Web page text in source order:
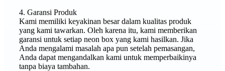
4. Garansi Produk
Kami memiliki keyakinan besar dalam kualitas produk
yang kami tawarkan. Oleh karena itu, kami memberikan
garansi untuk setiap neon box yang kami hasilkan. Jika
Anda mengalami masalah apa pun setelah pemasangan,
Anda dapat mengandalkan kami untuk memperbaikinya
tanpa biaya tambahan.